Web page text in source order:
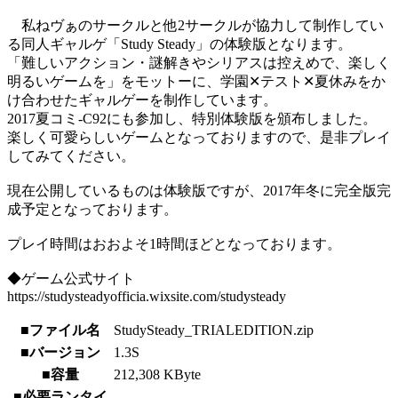
私ねヴぁのサークルと他2サークルが協力して制作してい
る同人ギャルゲ「Study Steady」の体験版となります。
「難しいアクション・謎解きやシリアスは控えめで、楽しく
明るいゲームを」をモットーに、学園✕テスト✕夏休みをか
け合わせたギャルゲーを制作しています。
2017夏コミ-C92にも参加し、特別体験版を頒布しました。
楽しく可愛らしいゲームとなっておりますので、是非プレイ
してみてください。
現在公開しているものは体験版ですが、2017年冬に完全版完
成予定となっております。
プレイ時間はおおよそ1時間ほどとなっております。
◆ゲーム公式サイト
https://studysteadyofficia.wixsite.com/studysteady
■ファイル名
StudySteady_TRIALEDITION.zip
■バージョン
1.3S
■容量
212,308 KByte